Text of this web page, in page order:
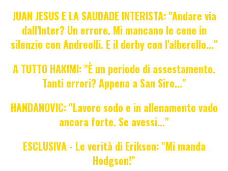
JUAN JESUS E LA SAUDADE INTERISTA: "Andare via
dall'Inter? Un errore. Mi mancano le cene in
silenzio con Andreolli. E il derby con l'alberello..."
A TUTTO HAKIMI: "È un periodo di assestamento.
Tanti errori? Appena a San Siro..."
HANDANOVIC: "Lavoro sodo e in allenamento vado
ancora forte. Se avessi..."
ESCLUSIVA - Le verità di Eriksen: "Mi manda
Hodgson!"